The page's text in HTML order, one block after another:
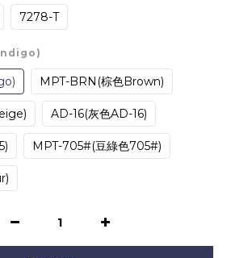
7278-T
MPT-BRN(棕色Brown)
AD-16(灰色AD-16)
MPT-705#(豆綠色705#)